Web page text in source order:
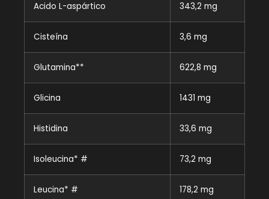
Acido L-aspártico 343,2 mg
Cisteína 3,6 mg
Glutamina** 622,8 mg
Glicina 1431 mg
Histidina 33,6 mg
Isoleucina* # 73,2 mg
Leucina* # 178,2 mg